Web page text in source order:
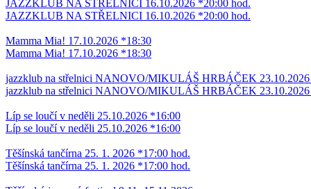
JAZZKLUB NA STŘELNICI 16.10.2026 *20:00 hod.
JAZZKLUB NA STŘELNICI 16.10.2026 *20:00 hod.
Mamma Mia! 17.10.2026 *18:30
Mamma Mia! 17.10.2026 *18:30
jazzklub na střelnici NANOVO/MIKULÁŠ HRBÁČEK 23.10.2026
jazzklub na střelnici NANOVO/MIKULÁŠ HRBÁČEK 23.10.2026
Líp se loučí v neděli 25.10.2026 *16:00
Líp se loučí v neděli 25.10.2026 *16:00
Těšínská tančírna 25. 1. 2026 *17:00 hod.
Těšínská tančírna 25. 1. 2026 *17:00 hod.